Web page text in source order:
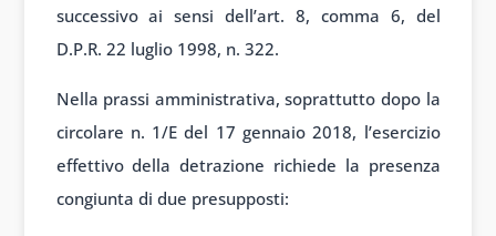
successivo ai sensi dell’art. 8, comma 6, del
D.P.R. 22 luglio 1998, n. 322.
Nella prassi amministrativa, soprattutto dopo la
circolare n. 1/E del 17 gennaio 2018, l’esercizio
effettivo della detrazione richiede la presenza
congiunta di due presupposti: